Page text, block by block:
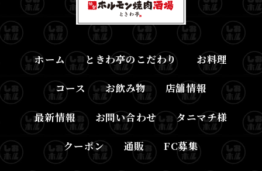
ホーム ときわ亭のこだわり お料理
コース お飲み物 店舗情報
最新情報 お問い合わせ タニマチ様
クーポン 通販 FC募集